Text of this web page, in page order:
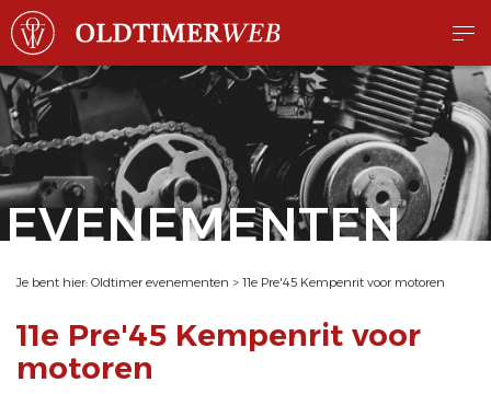
EVENEMENTEN
Je bent hier: Oldtimer evenementen > 11e Pre'45 Kempenrit voor motoren
11e Pre'45 Kempenrit voor
motoren